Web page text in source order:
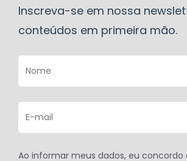
Inscreva-se em nossa
conteúdos em primeira mão.
Ao informar meus dados, eu concordo